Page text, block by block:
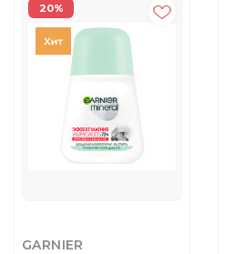
20%
GARNIER